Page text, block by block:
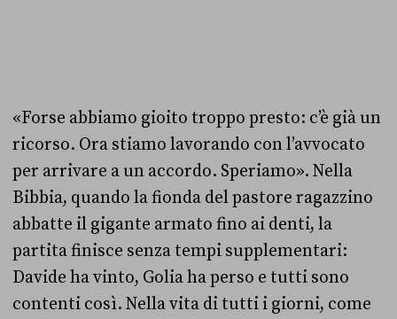
«Forse abbiamo gioito troppo presto: c’è già un
ricorso. Ora stiamo lavorando con l’avvocato
per arrivare a un accordo. Speriamo». Nella
Bibbia, quando la fionda del pastore ragazzino
abbatte il gigante armato fino ai denti, la
partita finisce senza tempi supplementari:
Davide ha vinto, Golia ha perso e tutti sono
contenti così. Nella vita di tutti i giorni, come